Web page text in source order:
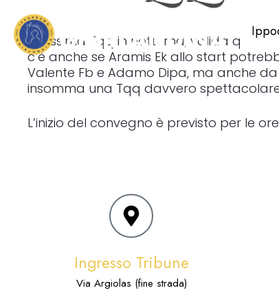
Bellissima Tqq in notturna, valida quale
c’è anche se Aramis Ek allo start
Valente Fb e Adamo Dipa, ma anche
insomma una Tqq davvero
L’inizio del convegno è previsto per le ore
Ingresso Tribune
Via Argiolas (fine strada)